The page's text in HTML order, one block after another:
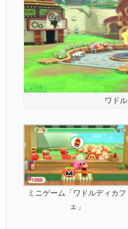
ワド
ミニゲーム「ワドルディカフ
ェ」